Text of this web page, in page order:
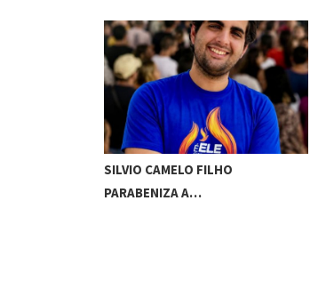
SILVIO CAMELO FILHO
PARABENIZA A…